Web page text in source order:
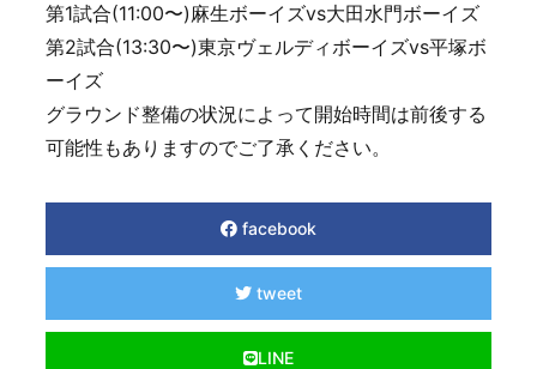
第1試合(11:00〜)麻生ボーイズvs大田水門ボーイズ
第2試合(13:30〜)東京ヴェルディボーイズvs平塚ボ
ーイズ
グラウンド整備の状況によって開始時間は前後する
可能性もありますのでご了承ください。
facebook
tweet
LINE